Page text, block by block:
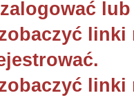
linki
linki